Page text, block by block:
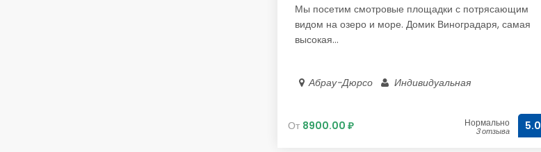
Мы посетим смотровые площадки с потрясающим
видом на озеро и море. Домик Виноградаря, самая
высокая...
Абрау-Дюрсо Индивидуальная
От 8900.00 ₽ Нормально
3 отзыва 5.0